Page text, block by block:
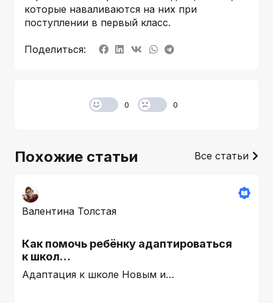
которые наваливаются на них при
поступлении в первый класс.
Поделиться:
0 0
Похожие статьи Все статьи
Валентина Толстая
Как помочь ребёнку адаптироваться
к школ…
Адаптация к школе Новым и…